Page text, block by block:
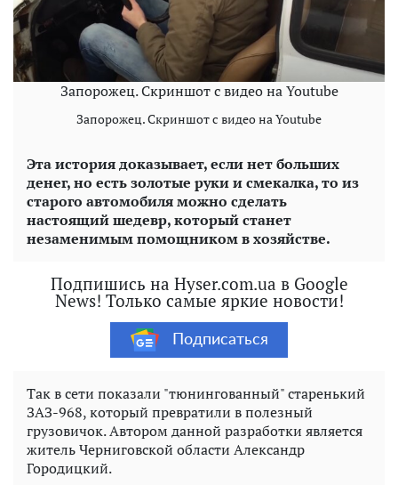
Запорожец. Скриншот с видео на Youtube
Запорожец. Скриншот с видео на Youtube
Эта история доказывает, если нет больших
денег, но есть золотые руки и смекалка, то из
старого автомобиля можно сделать
настоящий шедевр, который станет
незаменимым помощником в хозяйстве.
Подпишись на Hyser.com.ua в Google
News! Только самые яркие новости!
Подписаться
Так в сети показали "тюнингованный" старенький
ЗАЗ-968, который превратили в полезный
грузовичок. Автором данной разработки является
житель Черниговской области Александр
Городицкий.